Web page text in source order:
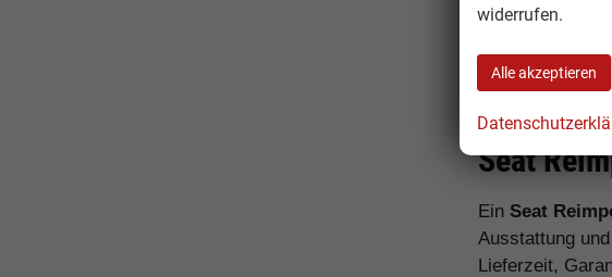
Seat Alhambra
Seat
Ein Seat
Ausstattung
Lieferzeit,
widerrufen.
Alle akzeptieren